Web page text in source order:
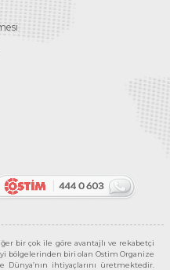
bir çok ile göre avantajlı ve rekabetçi
bölgelerinden biri olan Ostim Organize
Dünya’nın ihtiyaçlarını üretmektedir.